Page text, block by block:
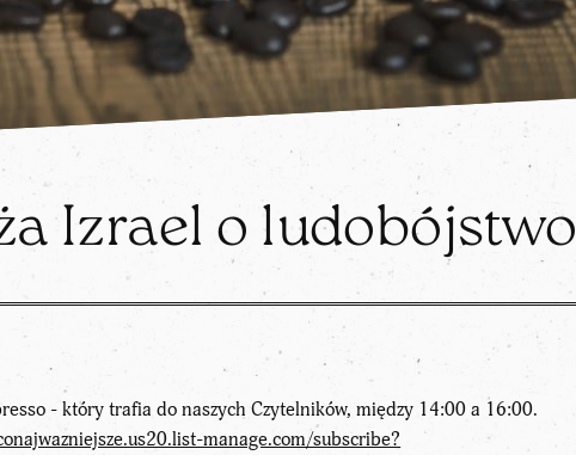
Izrael o ludobójstwo
- który trafia do naszych Czytelników, między 14:00 a 16:00.
manage.com/subscribe?